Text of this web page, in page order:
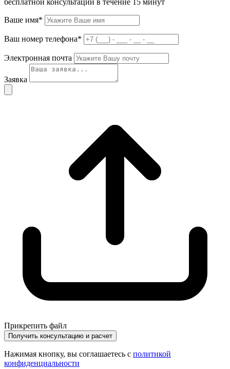
Ваше имя*
Ваш номер телефона*
Электронная почта
Заявка
Прикрепить файл
Получить консультацию и расчет
Нажимая кнопку, вы соглашаетесь с политикой
конфиденциальности